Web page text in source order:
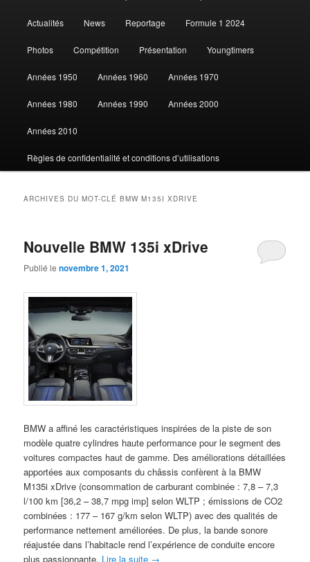
contenu
contenu
Actualités News Reportage Formule 1 2024
Photos Compétition Présentation Youngtimers
Années 1950 Années 1960 Années 1970
Années 1980 Années 1990 Années 2000
Années 2010
Règles de confidentialité et conditions d’utilisations
ARCHIVES DU MOT-CLÉBMW M135I XDRIVE
Nouvelle BMW 135i xDrive
Publié lenovembre 1, 2021
BMW a affiné les caractéristiques inspirées de la piste de son
modèle quatre cylindres haute performance pour le segment des
voitures compactes haut de gamme. Des améliorations détaillées
apportées aux composants du châssis confèrent à la BMW
M135i xDrive (consommation de carburant combinée : 7,8 – 7,3
l/100 km [36,2 – 38,7 mpg imp] selon WLTP ; émissions de CO2
combinées : 177 – 167 g/km selon WLTP) avec des qualités de
performance nettement améliorées. De plus, la bande sonore
réajustée dans l’habitacle rend l’expérience de conduite encore
plus passionnante. Lire la suite →